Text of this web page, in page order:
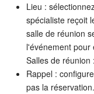
Lieu :
spécialiste reçoit
salle de réunion
l'événement pour
Salles de
Rappel :
pas la